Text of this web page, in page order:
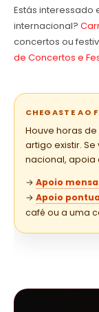
Estás interessado
internacional?
concertos ou
de Concertos e
CHEGASTE AO
Houve horas
artigo existir.
nacional, apoia
→ Apoio
→ Apoio
café ou a uma